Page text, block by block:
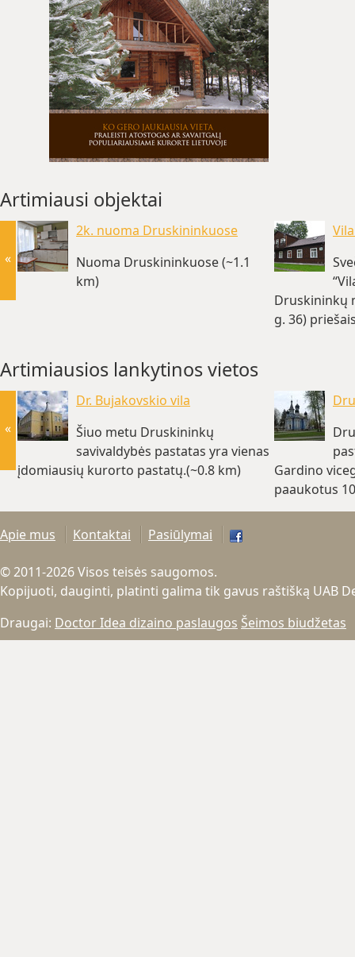
Artimiausi objektai
2k. nuoma Druskininkuose
Nuoma Druskininkuose (~1.1
km)
Druskininkų
g. 36)
«
Artimiausios lankytinos vietos
Dr. Bujakovskio vila
Šiuo metu Druskininkų
savivaldybės pastatas yra vienas
įdomiausių kurorto pastatų.(~0.8 km)
Gardino
paaukotus
«
Apie mus Kontaktai Pasiūlymai
© 2011-2026 Visos teisės saugomos.
Kopijuoti, dauginti, platinti galima tik gavus raštišką UAB
Draugai: Doctor Idea dizaino paslaugos Šeimos biudžetas